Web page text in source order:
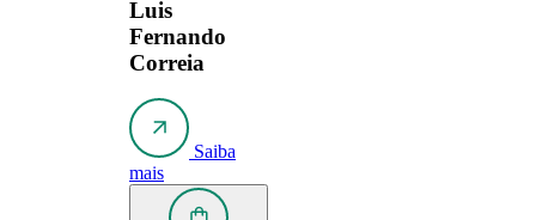
Luis
Fernando
Correia
Saiba
mais